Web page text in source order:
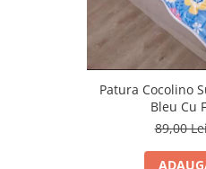
Patura Cocolino
Bleu Cu
89,00